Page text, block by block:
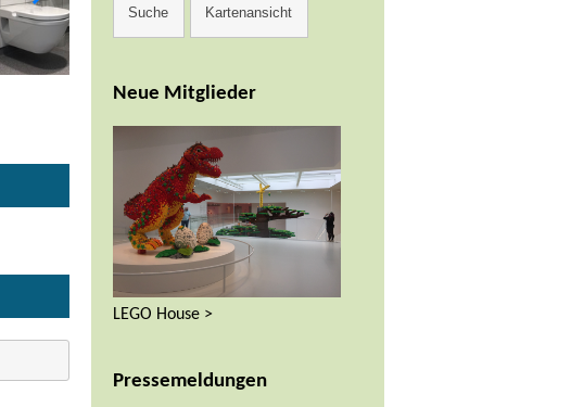
Neue Mitglieder
LEGO House >
Pressemeldungen